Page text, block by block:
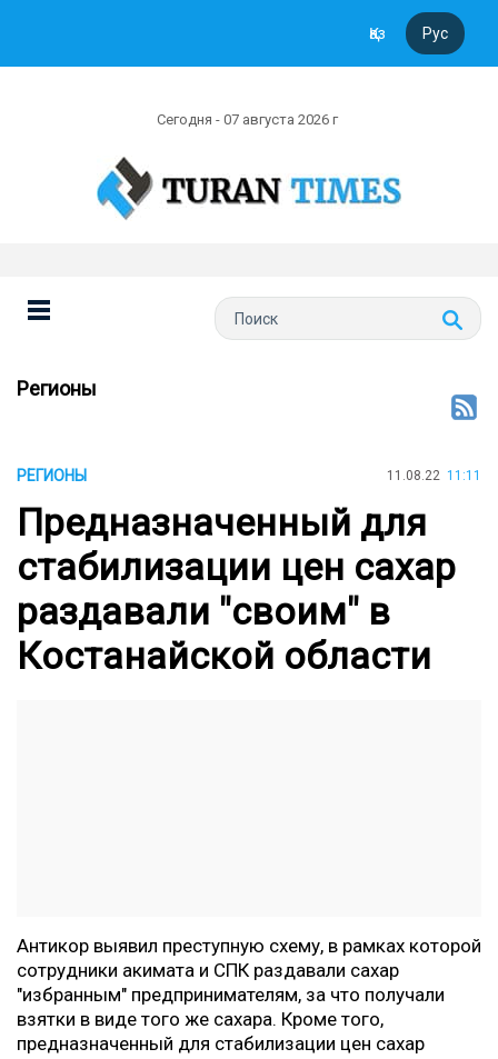
Қаз Рус
Сегодня - 07 августа 2026 г
Регионы
РЕГИОНЫ 11.08.22 11:11
Предназначенный для
стабилизации цен сахар
раздавали "своим" в
Костанайской области
Антикор выявил преступную схему, в рамках которой
сотрудники акимата и СПК раздавали сахар
"избранным" предпринимателям, за что получали
взятки в виде того же сахара. Кроме того,
предназначенный для стабилизации цен сахар